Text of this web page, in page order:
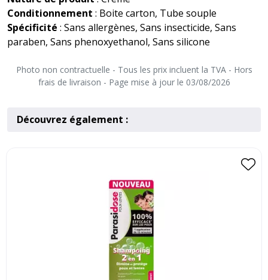
Conditionnement : Boite carton, Tube souple
Spécificité : Sans allergènes, Sans insecticide, Sans
paraben, Sans phenoxyethanol, Sans silicone
Photo non contractuelle - Tous les prix incluent la TVA - Hors
frais de livraison - Page mise à jour le 03/08/2026
Découvrez également :